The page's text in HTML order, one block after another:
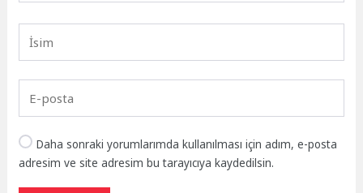
Daha sonraki yorumlarımda kullanılması için adım, e-posta
adresim ve site adresim bu tarayıcıya kaydedilsin.